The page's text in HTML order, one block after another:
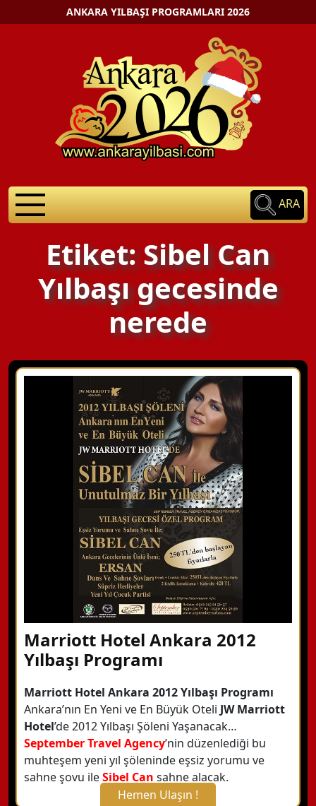
ANKARA YILBAŞI PROGRAMLARI 2026
ARA
Etiket: Sibel Can
Yılbaşı gecesinde
nerede
Marriott Hotel Ankara 2012
Yılbaşı Programı
Marriott Hotel Ankara 2012 Yılbaşı Programı
Ankara’nın En Yeni ve En Büyük Oteli JW Marriott
Hotel’de 2012 Yılbaşı Şöleni Yaşanacak…
September Travel Agency’nin düzenlediği bu
muhteşem yeni yıl şöleninde eşsiz yorumu ve
sahne şovu ileSibel Can sahne alacak.
Hemen Ulaşın !